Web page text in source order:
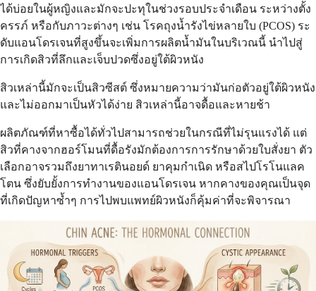
ได้บ่อยในผู้หญิงและมักจะปะทุในช่วงรอบประจำเดือน ระหว่างตั้ง
ครรภ์ หรือกับภาวะต่างๆ เช่น โรคถุงน้ำรังไข่หลายใบ (PCOS) ระ
ดับแอนโดรเจนที่สูงขึ้นจะเพิ่มการผลิตน้ำมันในบริเวณนี้ นำไปสู่
การเกิดสิวที่ลึกและเจ็บปวดซึ่งอยู่ใต้ผิวหนัง
สิวเหล่านี้มักจะเป็นสิวซีสต์ ซึ่งหมายความว่ามันก่อตัวอยู่ใต้ผิวหนัง
และไม่ออกมาเป็นหัวได้ง่าย สิวเหล่านี้อาจดื้อและหายช้า
ผลิตภัณฑ์ที่หาซื้อได้ทั่วไปสามารถช่วยในกรณีที่ไม่รุนแรงได้ แต่
สิวที่คางจากฮอร์โมนที่ดื้อรังมักต้องการการรักษาด้วยใบสั่งยา ตัว
เลือกอาจรวมถึงยาทาเรตินอยด์ ยาคุมกำเนิด หรือสไปโรโนแลค
โตน ซึ่งยับยั้งการทำงานของแอนโดรเจน หากคางของคุณเป็นจุด
ที่เกิดปัญหาซ้ำๆ การไปพบแพทย์ผิวหนังก็คุ้มค่าที่จะพิจารณา